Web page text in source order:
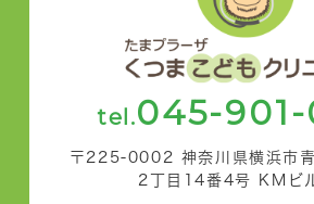
tel.045-901-
〒225-0002 神奈川県横浜市
2丁目14番4号 KMビ